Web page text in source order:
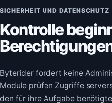
SICHERHEIT UND DATENSCHUTZ
Kontrolle
Byterider fordert keine
Module prüfen Zugriffe
den für ihre Aufgabe